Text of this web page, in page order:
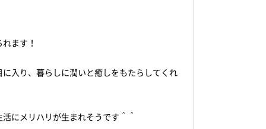
ます！
入り、暮らしに潤いと癒しをもたらしてくれ
にメリハリが生まれそうです＾＾